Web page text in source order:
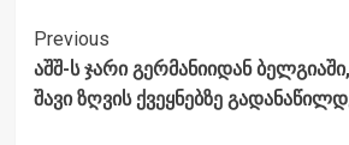
Post
Navigation
Previous
აშშ-ს ჯარი გერმანიიდან
შავი ზღვის ქვეყნებზე